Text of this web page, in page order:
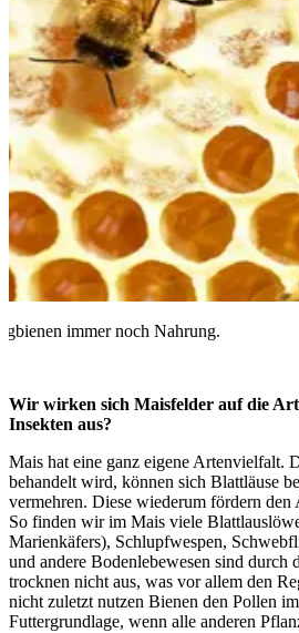
immer noch Nahrung.
Wir wirken sich Maisfelder auf die
Insekten aus?
Mais hat eine ganz eigene Artenvielfalt.
behandelt wird, können sich Blattläuse
vermehren. Diese wiederum fördern
So finden wir im Mais viele
Marienkäfers), Schlupfwespen,
und andere Bodenlebewesen sind durch
trocknen nicht aus, was vor allem den
nicht zuletzt nutzen Bienen den Pollen
Futtergrundlage, wenn alle anderen